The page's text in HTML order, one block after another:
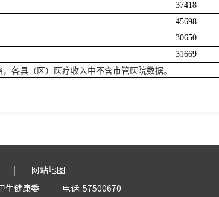
37418
45698
30650
31669
各县（区）医疗收入中不含市管医院数据。
|
网站地图
生健康委 电话: 57500670